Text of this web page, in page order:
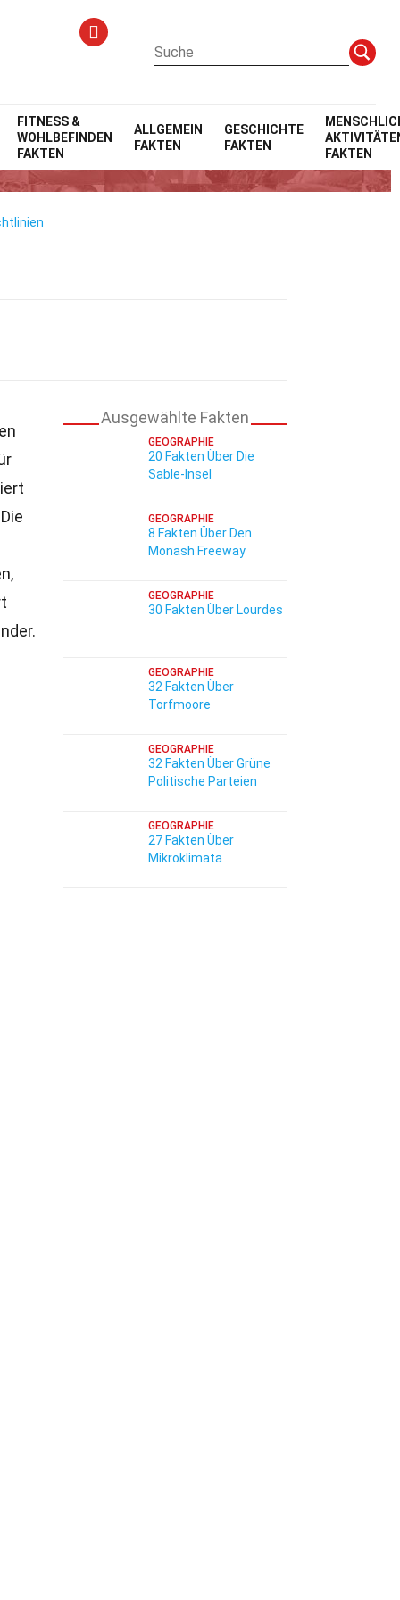
FITNESS &
WOHLBEFINDEN
FAKTEN
ALLGEMEIN
FAKTEN
GESCHICHTE
FAKTEN
FAKTEN
Ausgewählte Fakten
GEOGRAPHIE
20 Fakten Über Die
Sable-Insel
GEOGRAPHIE
8 Fakten Über Den
Monash Freeway
GEOGRAPHIE
30 Fakten Über Lourdes
GEOGRAPHIE
32 Fakten Über
Torfmoore
GEOGRAPHIE
32 Fakten Über Grüne
Politische Parteien
GEOGRAPHIE
27 Fakten Über
Mikroklimata